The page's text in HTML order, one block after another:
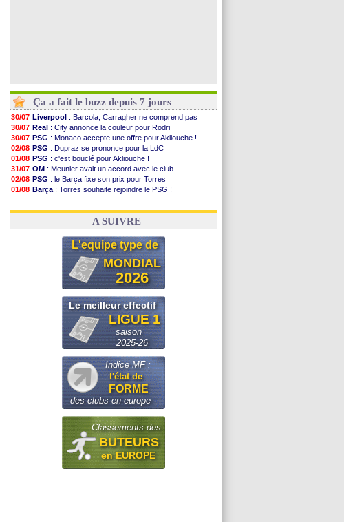
Ça a fait le buzz depuis 7 jours
30/07 Liverpool : Barcola, Carragher ne comprend pas
30/07 Real : City annonce la couleur pour Rodri
30/07 PSG : Monaco accepte une offre pour Akliouche !
02/08 PSG : Dupraz se prononce pour la LdC
01/08 PSG : c'est bouclé pour Akliouche !
31/07 OM : Meunier avait un accord avec le club
02/08 PSG : le Barça fixe son prix pour Torres
01/08 Barça : Torres souhaite rejoindre le PSG !
03/08 Argentine: quand Medina recadre... sa mère
A SUIVRE
L'equipe type de
MONDIAL
2026
Le meilleur effectif
LIGUE 1
saison
2025-26
Indice MF :
l'état de
FORME
des clubs en europe
Classements des
BUTEURS
en EUROPE